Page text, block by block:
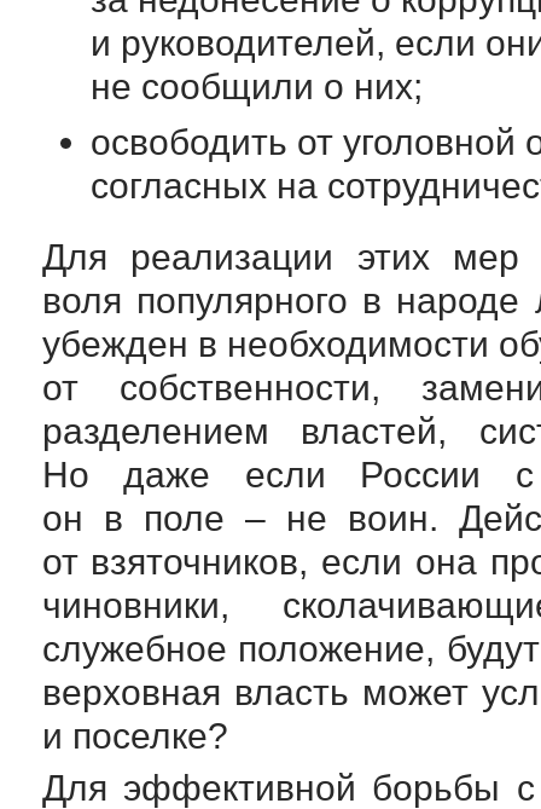
и руководителей, если
не сообщили о них;
освободить от уголовной
согласных на
Для реализации этих мер
воля популярного в
убежден в необходимости
от собственности,
разделением властей,
Но даже если России с
он в поле – не воин.
от взяточников, если она
чиновники,
служебное положение,
верховная власть может
и поселке?
Для эффективной борьбы с